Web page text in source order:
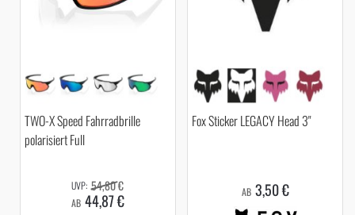
TWO-X Speed Fahrradbrille
polarisiert Full
AB 44,87 €
54,80 €
Fox Sticker LEGACY Head 3"
AB 3,50 €